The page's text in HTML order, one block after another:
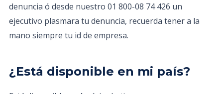
denuncia ó desde nuestro 01 800-08 74 426 un
ejecutivo plasmara tu denuncia, recuerda tener a la
mano siempre tu id de empresa.
¿Está disponible en mi país?